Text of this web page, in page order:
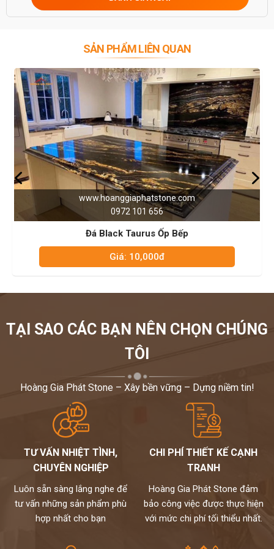
0946916986
SẢN PHẨM LIÊN QUAN
TẠI SAO CÁC BẠN NÊN CHỌN CHÚNG
TÔI
Hoàng Gia Phát Stone – Xây bền vững – Dựng niềm tin!
TƯ VẤN NHIỆT TÌNH,
CHUYÊN NGHIỆP
Luôn sẵn sàng lắng nghe để
tư vấn những sản phẩm phù
hợp nhất cho bạn
CHI PHÍ THIẾT KẾ CẠNH
TRANH
Hoàng Gia Phát Stone đảm
bảo công việc được thực hiện
với mức chi phí tối thiểu nhất.